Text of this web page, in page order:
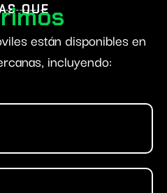
QUE
están disponibles en
incluyendo: